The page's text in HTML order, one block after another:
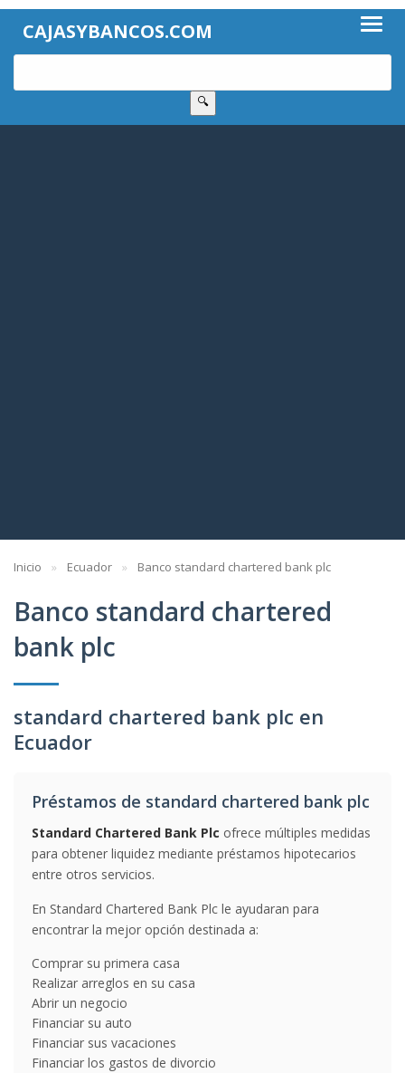
CAJASYBANCOS.COM
🔍
Inicio Ecuador Banco standard chartered bank plc
Banco standard chartered
bank plc
standard chartered bank plc en
Ecuador
Préstamos de standard chartered bank plc
Standard Chartered Bank Plc ofrece múltiples medidas
para obtener liquidez mediante préstamos hipotecarios
entre otros servicios.
En Standard Chartered Bank Plc le ayudaran para
encontrar la mejor opción destinada a:
Comprar su primera casa
Realizar arreglos en su casa
Abrir un negocio
Financiar su auto
Financiar sus vacaciones
Financiar los gastos de divorcio